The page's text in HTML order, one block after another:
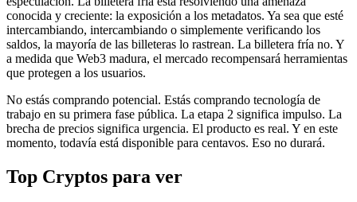
conocida y creciente: la exposición a los metadatos. Ya sea que esté
intercambiando, intercambiando o simplemente verificando los
saldos, la mayoría de las billeteras lo rastrean. La billetera fría no. Y
a medida que Web3 madura, el mercado recompensará herramientas
que protegen a los usuarios.
No estás comprando potencial. Estás comprando tecnología de
trabajo en su primera fase pública. La etapa 2 significa impulso. La
brecha de precios significa urgencia. El producto es real. Y en este
momento, todavía está disponible para centavos. Eso no durará.
Top Cryptos para ver